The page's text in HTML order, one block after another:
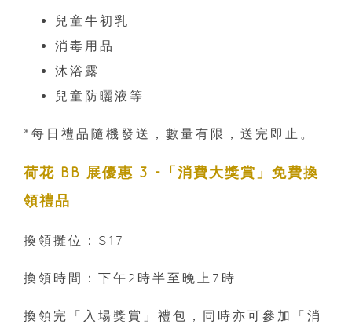
兒童牛初乳
消毒用品
沐浴露
兒童防曬液等
*每日禮品隨機發送，數量有限，送完即止。
荷花 BB 展優惠 3 -「消費大獎賞」免費換
領禮品
換領攤位：S17
換領時間：下午2時半至晚上7時
換領完「入場獎賞」禮包，同時亦可參加「消